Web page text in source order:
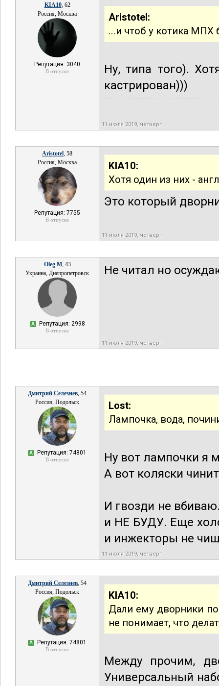
KIA10, 62
Россия, Москва
Репутация: 3040
В отпуске
Aristotel:
...и чтоб у котика
Ну, типа того).
кастрирован)))
11 июля 2019, четверг
Aristotel, 58
Россия, Москва
Репутация: 7755
В отпуске
KIA10:
Хотя один из них -
Это который
11 июля 2019, четверг
Oleg M, 43
Украина, Днепропетровск
А Репутация: 2998
В отпуске
Не читал но
11 июля 2019, четверг
Дмитрий Селезнев, 54
Россия, Подольск
А Репутация: 74801
В отпуске
Lost:
Лампочка, вода,
Ну вот лампочки я
А вот коляски
И гвозди не
и НЕ БУДУ. Еще
и инжекторы не
11 июля 2019, четверг
Дмитрий Селезнев, 54
Россия, Подольск
А Репутация: 74801
В отпуске
KIA10:
Дали ему дворники
не понимает, что
Между прочим,
Универсальный